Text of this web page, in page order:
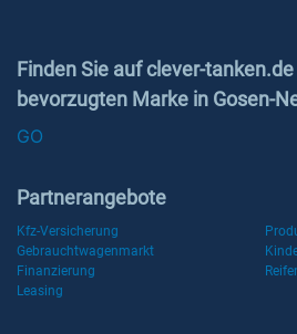
Finden Sie auf clever-
bevorzugten Marke in Gosen-
GO
Partnerangebote
Kfz-Versicherung
Gebrauchtwagenmarkt
Finanzierung
Leasing